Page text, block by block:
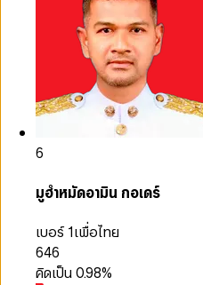
6
มูฮำหมัดอามิน กอเดร์
เบอร์ 1เพื่อไทย
646
คิดเป็น0.98%